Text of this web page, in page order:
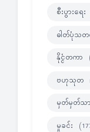
စီးပွားရေး
ဓါတ်ပုံသတ
နိုင္ငံတကာ
ဗဟုသုတ
မှတ်မှတ်သာ
မှုခင်း